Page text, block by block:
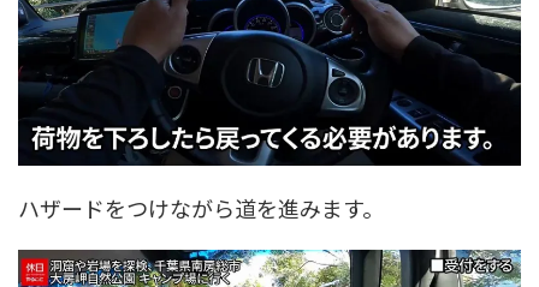
ハザードをつけながら道を進みます。